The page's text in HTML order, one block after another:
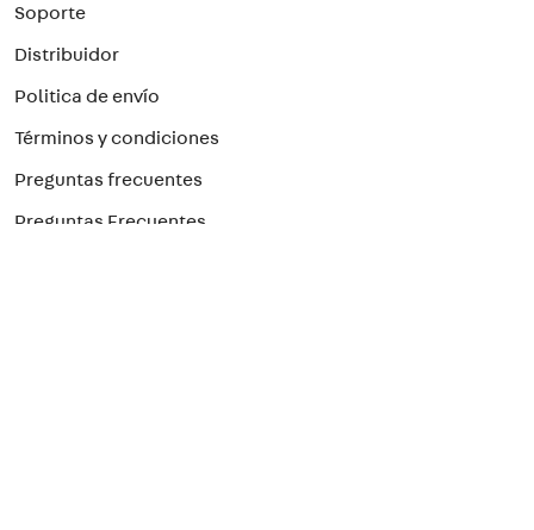
Soporte
Distribuidor
Politica de envío
Términos y condiciones
Preguntas frecuentes
Preguntas Frecuentes